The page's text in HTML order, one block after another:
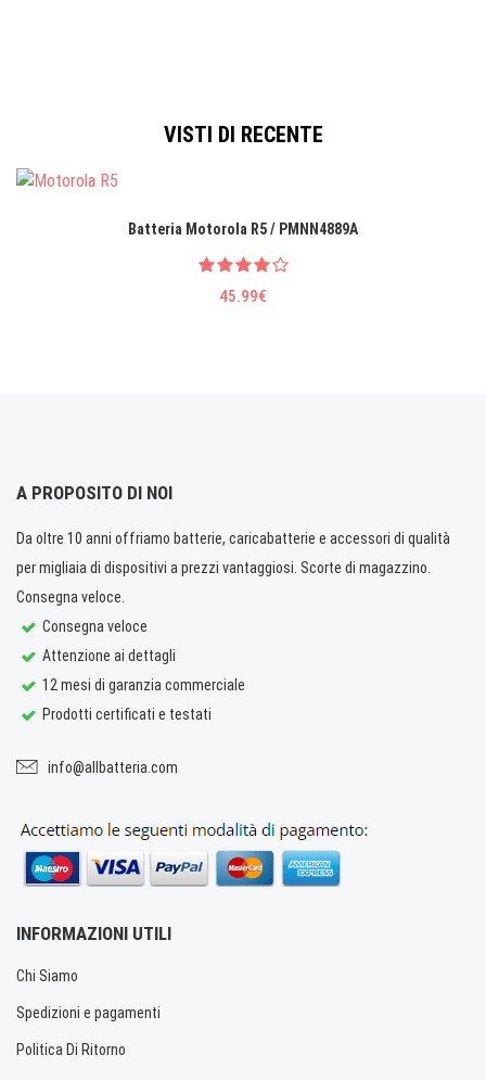
VISTI DI RECENTE
Batteria Motorola R5 / PMNN4889A
45.99€
A PROPOSITO DI NOI
Da oltre 10 anni offriamo batterie, caricabatterie e accessori di qualità
per migliaia di dispositivi a prezzi vantaggiosi. Scorte di magazzino.
Consegna veloce.
Consegna veloce
Attenzione ai dettagli
12 mesi di garanzia commerciale
Prodotti certificati e testati
info@allbatteria.com
INFORMAZIONI UTILI
Chi Siamo
Spedizioni e pagamenti
Politica Di Ritorno